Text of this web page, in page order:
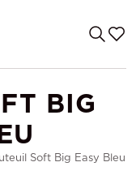
BIG
Soft Big Easy Bleu